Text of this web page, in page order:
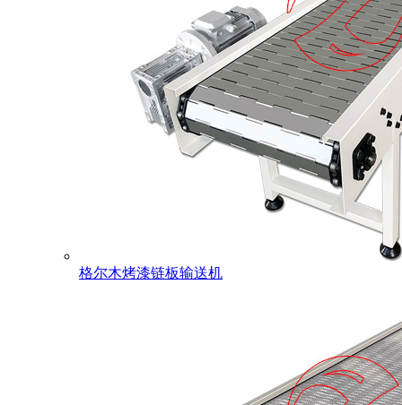
格尔木烤漆链板输送机